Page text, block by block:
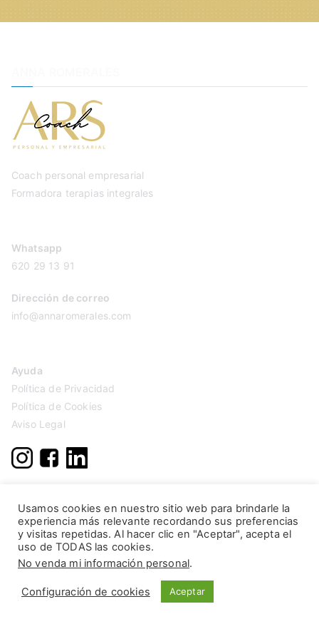
Coach personal empresarial
Formadora terapias integrales
Whatsapp
620 29 13 91
Dirección de correo
info@annaromerales.com
Ayuda
Política de Privacidad
Política de Cookies
Aviso Legal
Usamos cookies en nuestro sitio web para brindarle la
experiencia más relevante recordando sus preferencias
y visitas repetidas. Al hacer clic en "Aceptar", acepta el
uso de TODAS las cookies.
No venda mi información personal.
Configuración de cookies Aceptar